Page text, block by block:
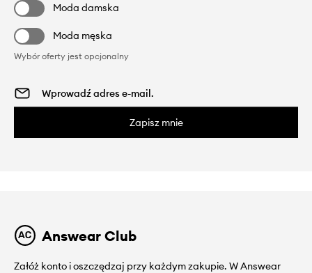
Moda damska
Moda męska
Wybór oferty jest opcjonalny
Zapisz mnie
Answear Club
Załóż konto i oszczędzaj przy każdym zakupie. W Answear